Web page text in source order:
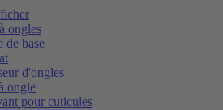
ongles
de base
d'ongles
ongle
pour cuticules